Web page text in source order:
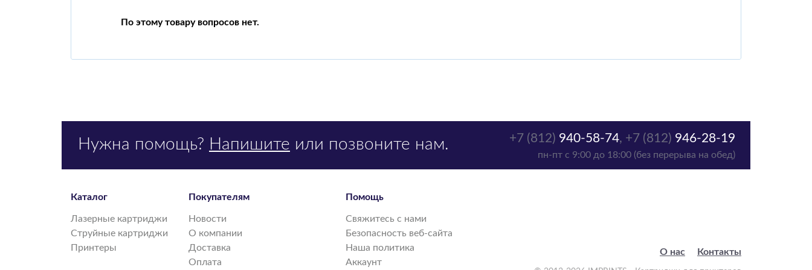
По этому товару вопросов нет.
+7 (812) 940-58-74, +7 (812) 946-28-19
пн-пт с 9:00 до 18:00 (без перерыва на обед)
Нужна помощь? Напишите или позвоните нам.
Каталог
Лазерные картриджи
Струйные картриджи
Принтеры
Покупателям
Новости
О компании
Доставка
Оплата
Помощь
Свяжитесь с нами
Безопасность веб-сайта
Наша политика
Аккаунт
О нас Контакты